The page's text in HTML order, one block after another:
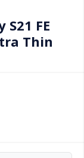
FE
Thin